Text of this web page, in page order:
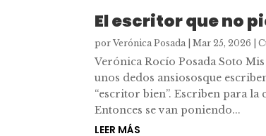
El escritor que no
porVerónica Posada |Mar 25, 2026 |
Verónica Rocío Posada Soto
unos dedos ansiososque
“escritor bien”. Escriben para
Entonces se van poniendo...
LEER MÁS